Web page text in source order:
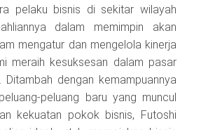
pelaku bisnis di sekitar wilayah
dalam memimpin akan
mengatur dan mengelola kinerja
meraih kesuksesan dalam pasar
Ditambah dengan kemampuannya
peluang baru yang muncul
kekuatan pokok bisnis, Futoshi